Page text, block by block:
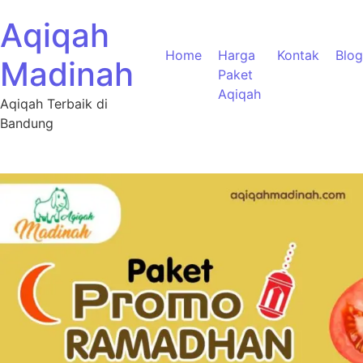
Aqiqah
Madinah
Aqiqah Terbaik di
Bandung
Home
Harga
Paket
Aqiqah
Kontak Blog